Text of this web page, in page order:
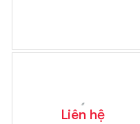
Liên hệ